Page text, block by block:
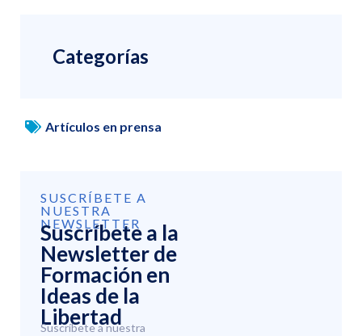
Categorías
Artículos en prensa
SUSCRÍBETE A
NUESTRA
NEWSLETTER
Suscríbete a la
Newsletter de
Formación en
Ideas de la
Libertad
Suscríbete a nuestra